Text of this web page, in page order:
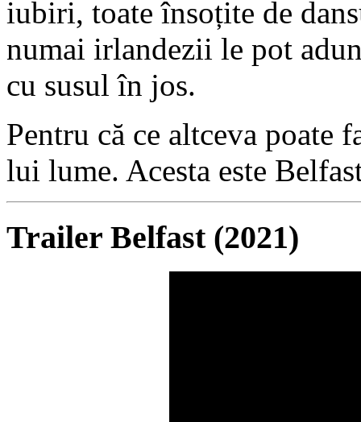
iubiri, toate însoțite de
numai irlandezii le pot
cu susul în jos.
Pentru că ce altceva poate
lui lume. Acesta este
Trailer Belfast (2021)